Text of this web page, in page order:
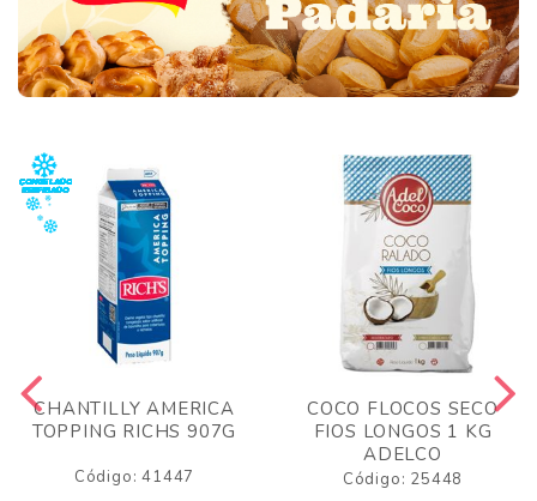
CHANTILLY AMERICA
TOPPING RICHS 907G
Código: 41447
COCO FLOCOS SECO
FIOS LONGOS 1 KG
ADELCO
Código: 25448